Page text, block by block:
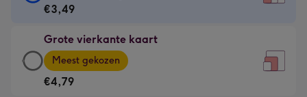
kaart
€3,49
-
Voor
€3,49
Grote vierkante kaart
Grote
vierkante
kaart
Meest gekozen
€4,79